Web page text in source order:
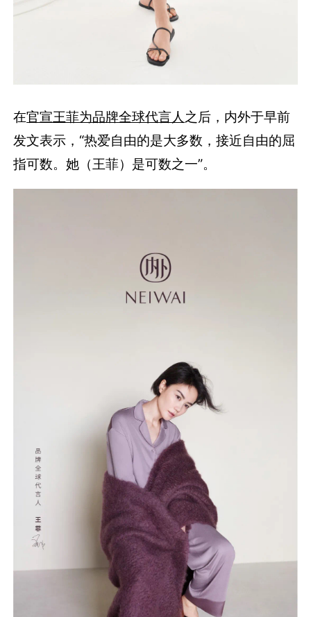
在官宣王菲为品牌全球代言人 之后，内外于早前
发文表示，“热爱自由的是大多数，接近自由的屈
指可数。她（王菲）是可数之一”。